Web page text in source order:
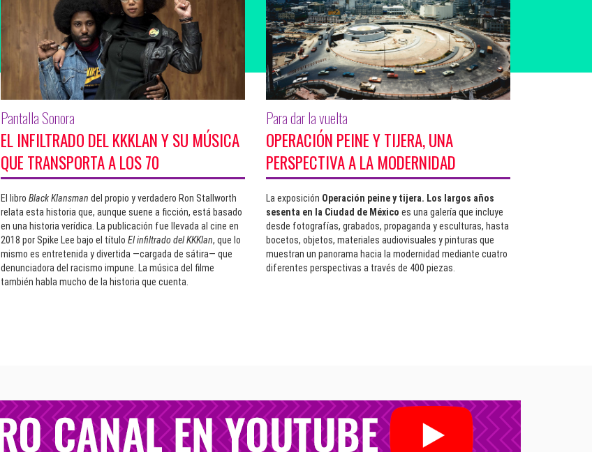
Pantalla Sonora
EL INFILTRADO DEL KKKLAN Y SU MÚSICA
QUE TRANSPORTA A LOS 70
El libro Black Klansman del propio y verdadero Ron Stallworth
relata esta historia que, aunque suene a ficción, está basado
en una historia verídica. La publicación fue llevada al cine en
2018 por Spike Lee bajo el título El infiltrado del KKKlan, que lo
mismo es entretenida y divertida —cargada de sátira— que
denunciadora del racismo impune. La música del filme
también habla mucho de la historia que cuenta.
Para dar la vuelta
OPERACIÓN PEINE Y TIJERA, UNA
PERSPECTIVA A LA MODERNIDAD
La exposición Operación peine y tijera. Los largos años
sesenta en la Ciudad de México es una galería que incluye
desde fotografías, grabados, propaganda y esculturas, hasta
bocetos, objetos, materiales audiovisuales y pinturas que
muestran un panorama hacia la modernidad mediante cuatro
diferentes perspectivas a través de 400 piezas.